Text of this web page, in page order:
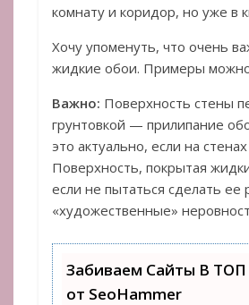
комнату и коридор, но уже в
Хочу упоменуть, что очень
жидкие обои. Примеры
Важно: Поверхность стены
грунтовкой — прилипание
это актуально, если на
Поверхность, покрытая
если не пытаться сделать
«художественные»
Забиваем Сайты В
от SeoHammer